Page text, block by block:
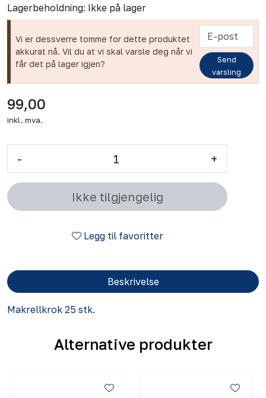
Lagerbeholdning: Ikke på lager
Vi er dessverre tomme for dette produktet
akkurat nå. Vil du at vi skal varsle deg når vi
får det på lager igjen?
Send
varsling
99,00
inkl. mva.
- +
Ikke tilgjengelig
Legg til favoritter
Beskrivelse
Makrellkrok 25 stk.
Alternative produkter